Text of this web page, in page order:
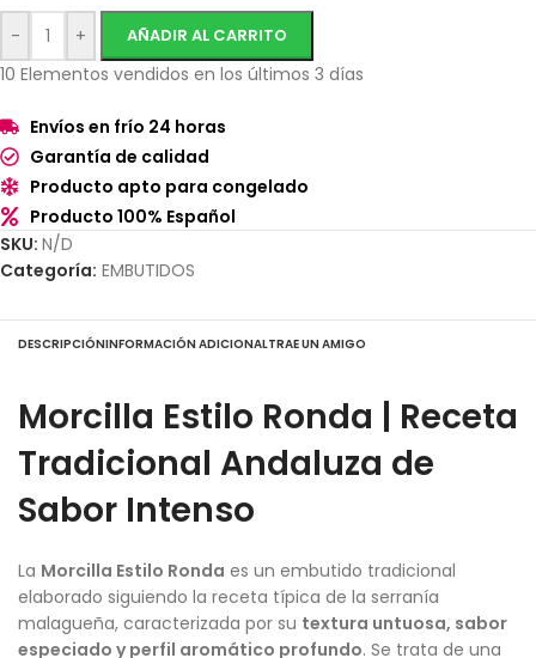
- + AÑADIR AL CARRITO
10 Elementos vendidos en los últimos 3 días
Envíos en frío 24 horas
Garantía de calidad
Producto apto para congelado
Producto 100% Español
SKU: N/D
Categoría: EMBUTIDOS
DESCRIPCIÓNINFORMACIÓN ADICIONALTRAE UN AMIGO
Morcilla Estilo Ronda | Receta
Tradicional Andaluza de
Sabor Intenso
La Morcilla Estilo Ronda es un embutido tradicional
elaborado siguiendo la receta típica de la serranía
malagueña, caracterizada por su textura untuosa, sabor
especiado y perfil aromático profundo. Se trata de una